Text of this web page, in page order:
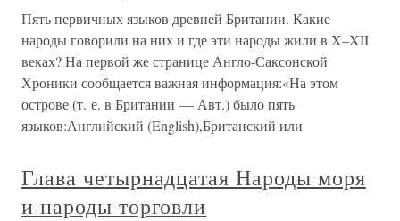
Пять первичных языков древней Британии. Какие
народы говорили на них и где эти народы жили в X–XII
веках? На первой же странице Англо-Саксонской
Хроники сообщается важная информация:«На этом
острове (т. е. в Британии — Авт.) было пять
языков:Английский (English),Британский или
Глава четырнадцатая Народы моря
и народы торговли